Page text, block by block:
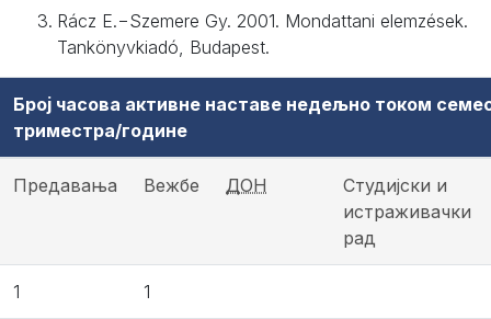
Rácz E.−Szemere Gy. 2001. Mondattani elemzések.
Tankönyvkiadó, Budapest.
Број часова активне наставе недељно током
триместра/године
Предавања Вежбе ДОН
Студијски и
истраживачки
рад
1 1